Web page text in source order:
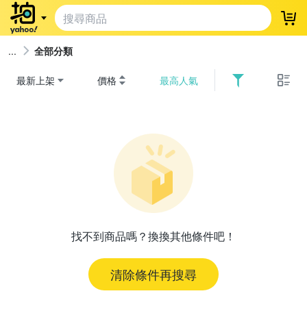
登
全部分類
最新上架 價格 最高人氣
找不到商品嗎？換換其他條件吧！
清除條件再搜尋